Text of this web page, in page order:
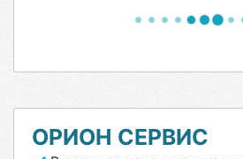
ОРИОН СЕРВИС